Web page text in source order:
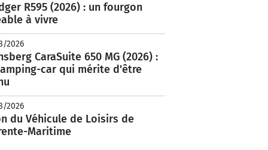
R595 (2026) : un fourgon
à vivre
2026
CaraSuite 650 MG (2026) :
car qui mérite d'être
2026
du Véhicule de Loisirs de
Maritime